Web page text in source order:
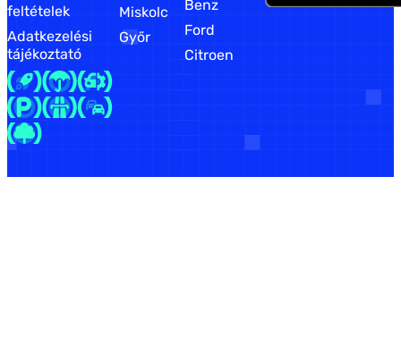
feltételek
Adatkezelési
tájékoztató
Miskolc
Győr
Benz
Ford
Citroen